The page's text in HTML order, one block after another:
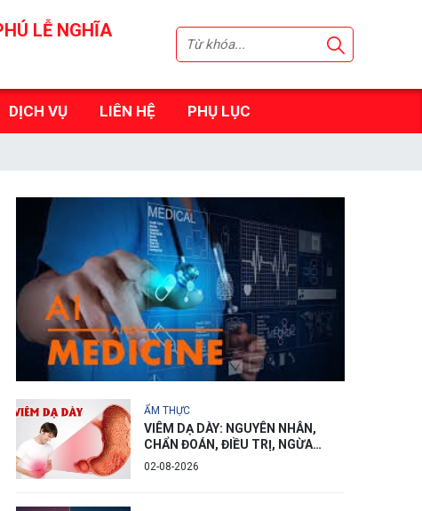
LỄ NGHĨA
DỊCH VỤ LIÊN HỆ PHỤ LỤC
ẨM THỰC
VIÊM DẠ DÀY: NGUYÊN NHÂN,
CHẨN ĐOÁN, ĐIỀU TRỊ, NGỪA
PHÒNG
02-08-2026